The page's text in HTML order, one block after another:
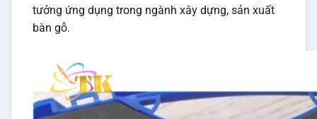
tưởng ứng dụng trong ngành xây dựng, sản xuất
bàn gỗ.